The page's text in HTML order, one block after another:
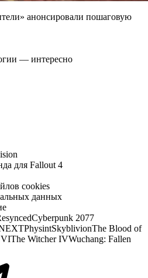
анонсировали пошаговую
— интересно
для Fallout 4
cookies
данных
Cyberpunk 2077
PhysintSkyblivionThe Blood of
VIThe Witcher IVWuchang: Fallen